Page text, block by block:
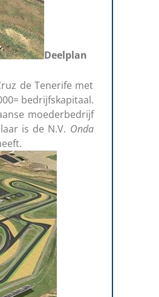
Deelplan
de Tenerife met
bedrijfskapitaal.
moederbedrijf
is de N.V. Onda